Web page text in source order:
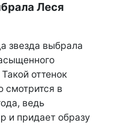
Леся
звезда выбрала
оттенок
смотрится в
ведь
и придает образу